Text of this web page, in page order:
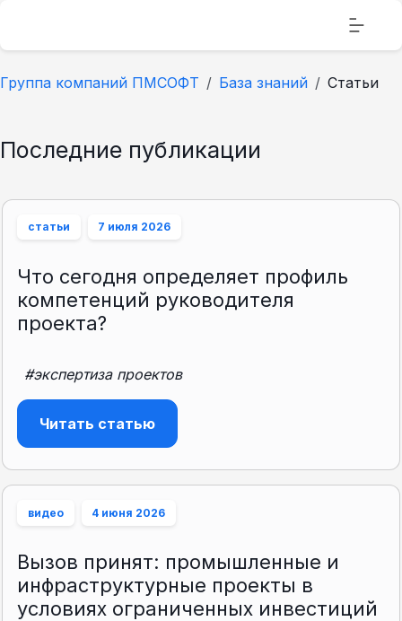
Группа компаний ПМСОФТ База знаний Статьи
Последние публикации
статьи 7 июля 2026
Что сегодня определяет профиль
компетенций руководителя
проекта?
#экспертиза проектов
Читать статью
видео 4 июня 2026
Вызов принят: промышленные и
инфраструктурные проекты в
условиях ограниченных инвестиций